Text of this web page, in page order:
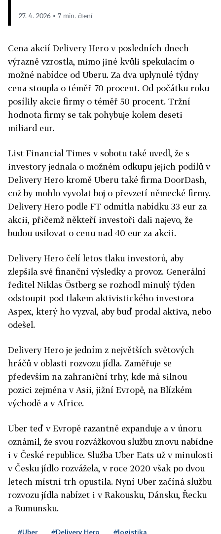
27. 4. 2026 ▪ 7 min. čtení
Cena akcií Delivery Hero v posledních dnech
výrazně vzrostla, mimo jiné kvůli spekulacím o
možné nabídce od Uberu. Za dva uplynulé týdny
cena stoupla o téměř 70 procent. Od počátku roku
posílily akcie firmy o téměř 50 procent. Tržní
hodnota firmy se tak pohybuje kolem deseti
miliard eur.
List Financial Times v sobotu také uvedl, že s
investory jednala o možném odkupu jejich podílů v
Delivery Hero kromě Uberu také firma DoorDash,
což by mohlo vyvolat boj o převzetí německé firmy.
Delivery Hero podle FT odmítla nabídku 33 eur za
akcii, přičemž někteří investoři dali najevo, že
budou usilovat o cenu nad 40 eur za akcii.
Delivery Hero čelí letos tlaku investorů, aby
zlepšila své finanční výsledky a provoz. Generální
ředitel Niklas Östberg se rozhodl minulý týden
odstoupit pod tlakem aktivistického investora
Aspex, který ho vyzval, aby buď prodal aktiva, nebo
odešel.
Delivery Hero je jedním z největších světových
hráčů v oblasti rozvozu jídla. Zaměřuje se
především na zahraniční trhy, kde má silnou
pozici zejména v Asii, jižní Evropě, na Blízkém
východě a v Africe.
Uber teď v Evropě razantně expanduje a v únoru
oznámil, že svou rozvážkovou službu znovu nabídne
i v České republice. Služba Uber Eats už v minulosti
v Česku jídlo rozvážela, v roce 2020 však po dvou
letech místní trh opustila. Nyní Uber začíná službu
rozvozu jídla nabízet i v Rakousku, Dánsku, Řecku
a Rumunsku.
#Uber #Delivery Hero #logistika